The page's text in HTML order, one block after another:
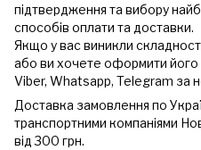
підтвердження та вибору
способів оплати та доставки.
Якщо у вас виникли
або ви хочете оформити його
Viber, Whatsapp, Telegram за
Доставка замовлення по
транспортними компаніями
від 300 грн.